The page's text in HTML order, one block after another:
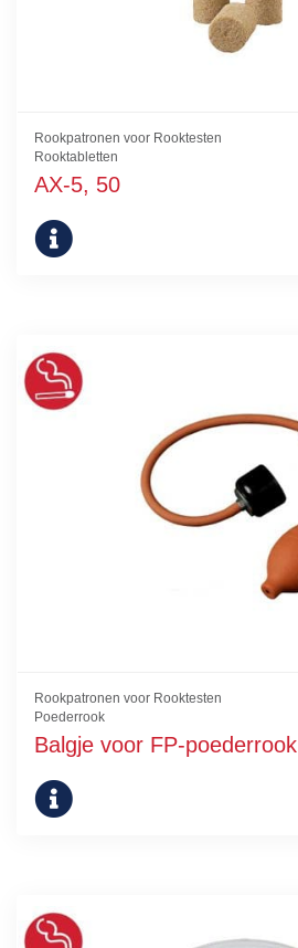
Rookpatronen voor Rooktesten
Rooktabletten
AX-5, 50
Rookpatronen voor Rooktesten
Poederrook
Balgje voor FP-poederrook